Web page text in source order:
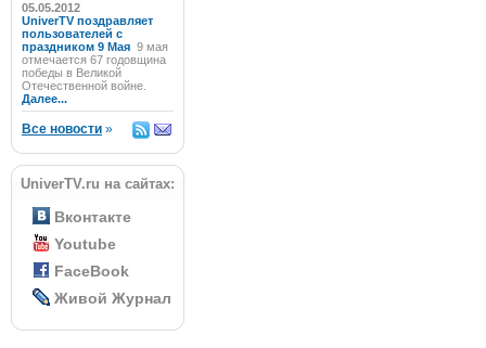
05.05.2012
UniverTV поздравляет
пользователей с
праздником 9 Мая 9 мая
отмечается 67 годовщина
победы в Великой
Отечественной войне.
Далее...
Все новости »
UniverTV.ru на сайтах:
Вконтакте
Youtube
FaceBook
Живой Журнал